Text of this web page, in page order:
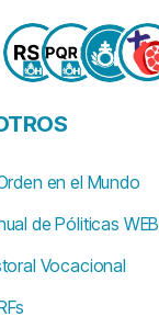
en el Mundo
de Póliticas WEB
Vocacional